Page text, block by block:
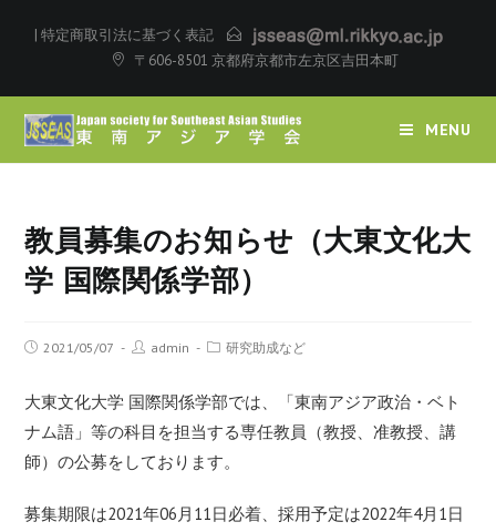
| 特定商取引法に基づく表記
〒606-8501 京都府京都市左京区吉田本町
MENU
教員募集のお知らせ（大東文化大
学 国際関係学部）
2021/05/07 admin 研究助成など
大東文化大学 国際関係学部では、「東南アジア政治・ベト
ナム語」等の科目を担当する専任教員（教授、准教授、講
師）の公募をしております。
募集期限は2021年06月11日必着、採用予定は2022年4月1日